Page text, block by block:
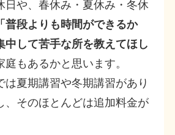
日や、春休み・夏休み・冬休
「普段よりも時間ができるか
中して苦手な所を教えてほし
庭もあるかと思います。
は夏期講習や冬期講習があり
、そのほとんどは追加料金が